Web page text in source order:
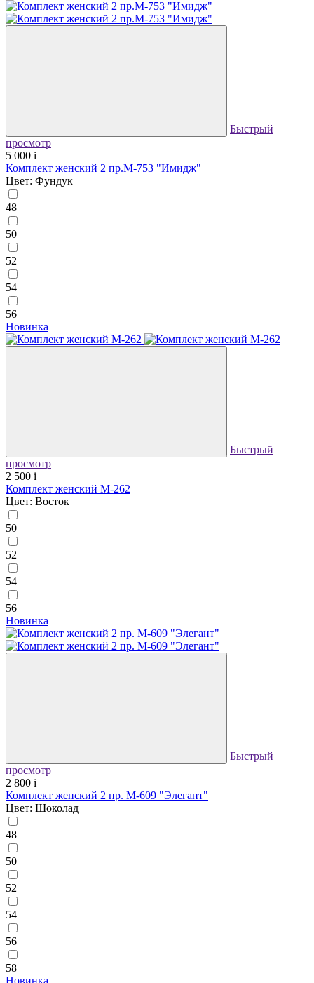
Быстрый
просмотр
5 000 i
Комплект женский 2 пр.М-753 "Имидж"
Цвет: Фундук
48
50
52
54
56
Новинка
Быстрый
просмотр
2 500 i
Комплект женский М-262
Цвет: Восток
50
52
54
56
Новинка
Быстрый
просмотр
2 800 i
Комплект женский 2 пр. М-609 "Элегант"
Цвет: Шоколад
48
50
52
54
56
58
Новинка